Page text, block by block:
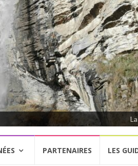
PARTENAIRES LES